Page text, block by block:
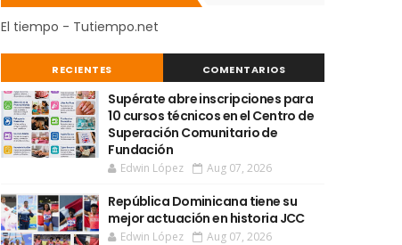
El tiempo - Tutiempo.net
RECIENTES COMENTARIOS
Supérate abre inscripciones para
10 cursos técnicos en el Centro de
Superación Comunitario de
Fundación
Edwin López Aug 07, 2026
República Dominicana tiene su
mejor actuación en historia JCC
Edwin López Aug 07, 2026